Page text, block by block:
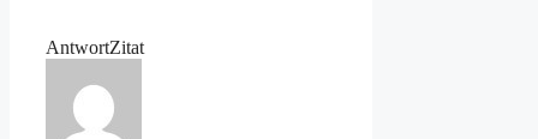
AntwortZitat